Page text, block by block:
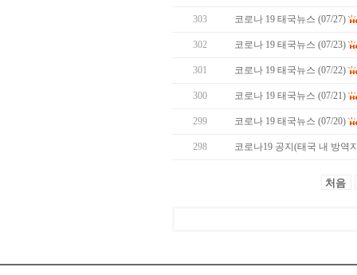
303 코로나 19 태국뉴스 (07/27)
302 코로나 19 태국뉴스 (07/23)
301 코로나 19 태국뉴스 (07/22)
300 코로나 19 태국뉴스 (07/21)
299 코로나 19 태국뉴스 (07/20)
298 코로나19 공지(태국 내 방역
처음